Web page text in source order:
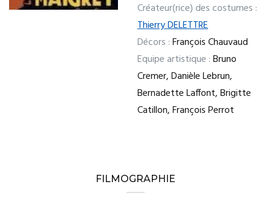
Créateur(rice) des costumes :
Thierry DELETTRE
Décors :François Chauvaud
Equipe artistique :Bruno
Cremer, Danièle Lebrun,
Bernadette Laffont, Brigitte
Catillon, François Perrot
FILMOGRAPHIE